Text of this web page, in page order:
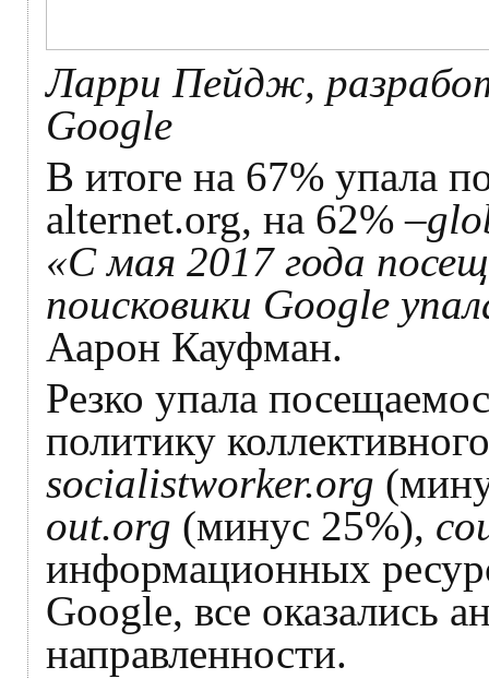
Ларри Пейдж,
Google
В итоге на 67% упала
alternet.org, на 62% –
«С мая 2017 года
поисковики Google
Аарон Кауфман.
Резко упала
политику
socialistworker.org
out.org (минус 25%),
информационных
Google, все оказались
направленности.